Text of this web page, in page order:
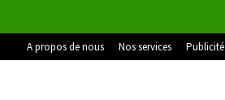
A propos de nous Nos services Publicité